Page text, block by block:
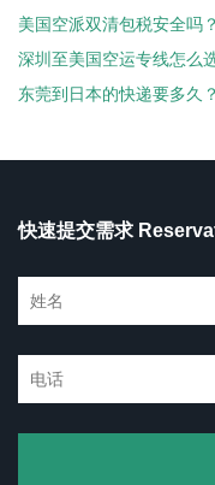
美国空派双清包税安全吗
深圳至美国空运专线怎么
东莞到日本的快递要多久
快速提交需求